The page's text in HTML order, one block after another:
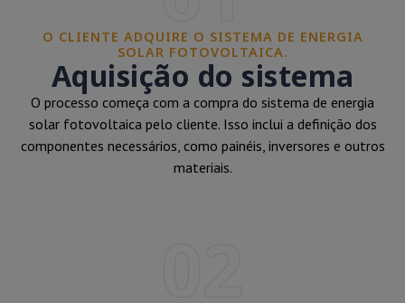
O CLIENTE ADQUIRE O SISTEMA DE ENERGIA
SOLAR FOTOVOLTAICA.
Aquisição do sistema
O processo começa com a compra do sistema de energia
solar fotovoltaica pelo cliente. Isso inclui a definição dos
componentes necessários, como painéis, inversores e outros
materiais.